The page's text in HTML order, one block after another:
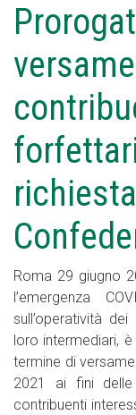
Roma 29 giugno
l’emergenza
sull’operatività
loro intermediari,
termine di
2021 ai fini
contribuenti